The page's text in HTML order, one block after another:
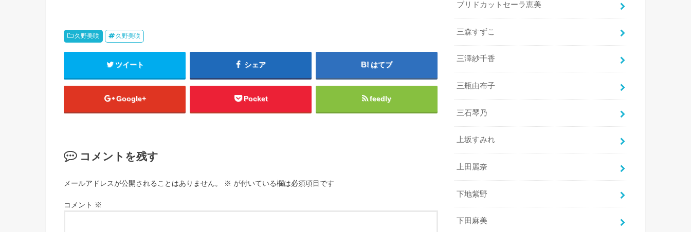
久野美咲 久野美咲
ツイート シェア はてブ
Google+ Pocket feedly
コメントを残す
メールアドレスが公開されることはありません。 ※ が付いている欄は必須項目です
コメント ※
ブリドカットセーラ恵美
三森すずこ
三澤紗千香
三瓶由布子
三石琴乃
上坂すみれ
上田麗奈
下地紫野
下田麻美